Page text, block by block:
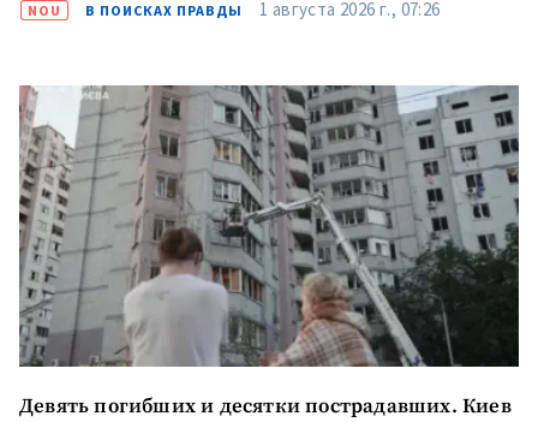
NOU В ПОИСКАХ ПРАВДЫ 1 августа 2026 г., 07:26
Девять погибших и десятки пострадавших. Киев